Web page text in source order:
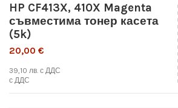
HP CF413X, 410X Magenta
съвместима тонер касета
(5k)
20,00 €
39,10 лв. с ДДС
с ДДС